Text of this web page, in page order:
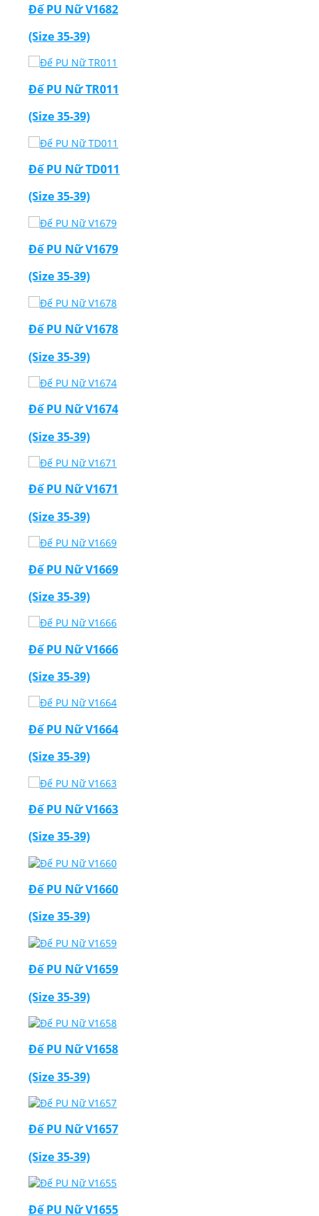
Đế PU Nữ V1682
(Size 35-39)
Đế PU Nữ TR011
(Size 35-39)
Đế PU Nữ TD011
(Size 35-39)
Đế PU Nữ V1679
(Size 35-39)
Đế PU Nữ V1678
(Size 35-39)
Đế PU Nữ V1674
(Size 35-39)
Đế PU Nữ V1671
(Size 35-39)
Đế PU Nữ V1669
(Size 35-39)
Đế PU Nữ V1666
(Size 35-39)
Đế PU Nữ V1664
(Size 35-39)
Đế PU Nữ V1663
(Size 35-39)
Đế PU Nữ V1660
(Size 35-39)
Đế PU Nữ V1659
(Size 35-39)
Đế PU Nữ V1658
(Size 35-39)
Đế PU Nữ V1657
(Size 35-39)
Đế PU Nữ V1655